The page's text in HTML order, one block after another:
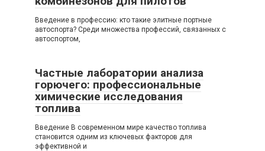
Введение в профессию: кто такие элитные портные
автоспорта? Среди множества профессий, связанных с
автоспортом,
Частные лаборатории анализа
горючего: профессиональные
химические исследования
топлива
Введение В современном мире качество топлива
становится одним из ключевых факторов для
эффективной и